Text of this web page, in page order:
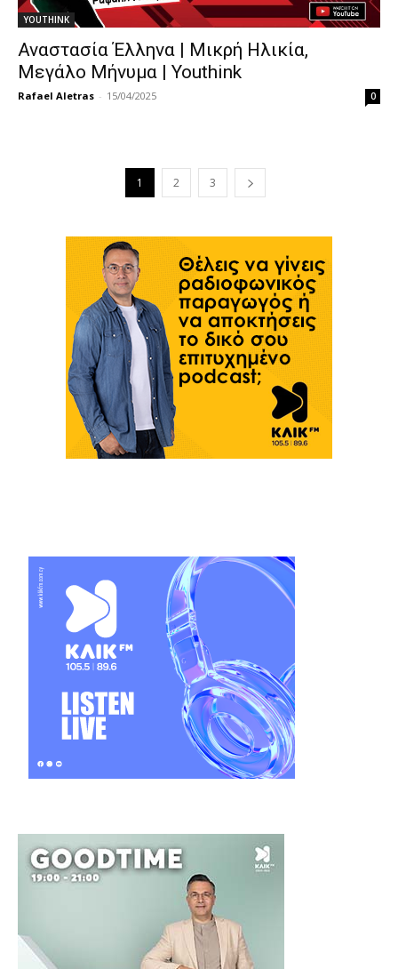
YOUTHINK
Αναστασία Έλληνα | Μικρή Ηλικία,
Μεγάλο Μήνυμα | Youthink
Rafael Aletras - 15/04/2025 0
1 2 3